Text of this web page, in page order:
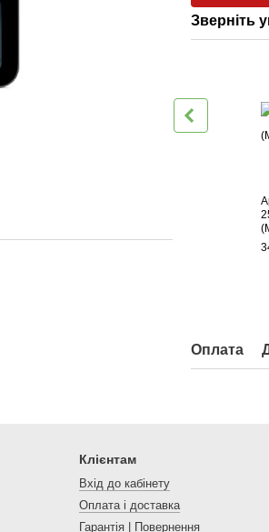
Зверніть
Оплата
Клієнтам
Вхід до кабінету
Оплата і доставка
Гарантія | Повернення